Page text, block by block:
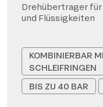
Drehübertrager für
und Flüssigkeiten
KOMBINIERBAR
SCHLEIFRINGEN
BIS ZU 40 BAR